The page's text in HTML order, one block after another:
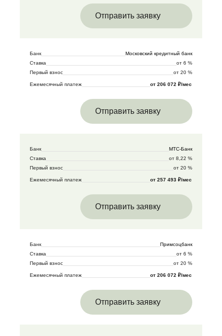
Отправить заявку
Банк
Московский кредитный банк
Ставка
от 6 %
Первый взнос
от 20 %
Ежемесячный платеж от 206 072 ₽/мес
Отправить заявку
Банк
МТС-Банк
Ставка
от 8,22 %
Первый взнос
от 20 %
Ежемесячный платеж от 257 493 ₽/мес
Отправить заявку
Банк
Примсоцбанк
Ставка
от 6 %
Первый взнос
от 20 %
Ежемесячный платеж от 206 072 ₽/мес
Отправить заявку